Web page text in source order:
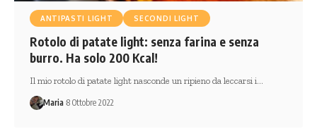
ANTIPASTI LIGHT SECONDI LIGHT
Rotolo di patate light: senza farina e senza
burro. Ha solo 200 Kcal!
Il mio rotolo di patate light nasconde un ripieno da leccarsi i…
Maria 8 Ottobre 2022